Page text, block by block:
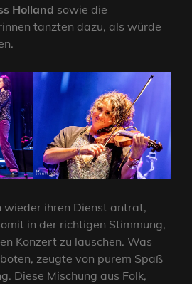
Holland sowie die
tanzten dazu, als würde
wieder ihren Dienst antrat,
in der richtigen Stimmung,
Konzert zu lauschen. Was
zeugte von purem Spaß
Diese Mischung aus Folk,